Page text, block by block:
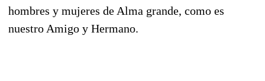
hombres y mujeres de Alma grande, como es
nuestro Amigo y Hermano.